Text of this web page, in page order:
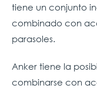
tiene un conjunto
combinado con
parasoles.
Anker tiene la
combinarse con